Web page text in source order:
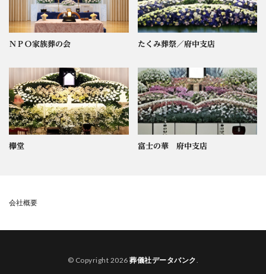
ＮＰＯ家族葬の会 たくみ葬祭／府中支店
欅堂 富士の華 府中支店
会社概要
© Copyright 2026葬儀社データバンク.